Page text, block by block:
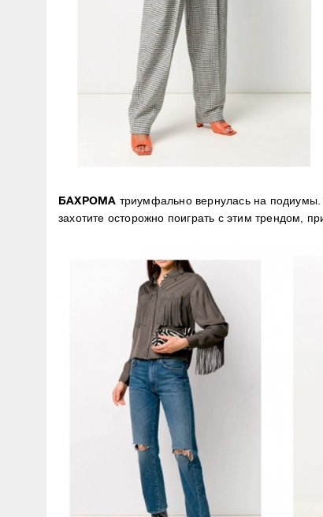
БАХРОМА триумфально вернулась на подиумы.
захотите осторожно поиграть с этим трендом,